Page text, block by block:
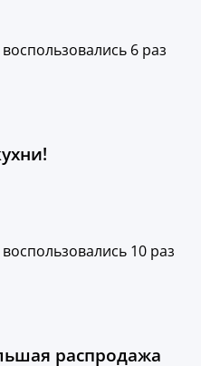
воспользовались 6 раз
воспользовались 10 раз
распродажа